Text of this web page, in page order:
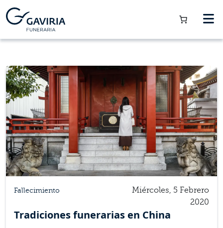
Fallecimiento
Miércoles, 5 Febrero
2020
Tradiciones funerarias en China